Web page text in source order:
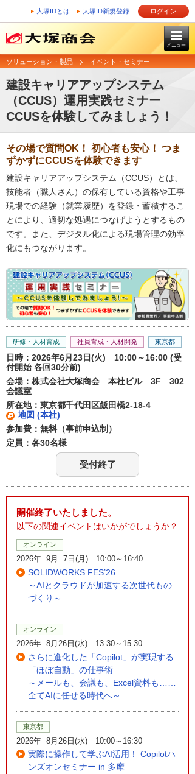
大塚IDとは 大塚ID新規登録 ログイン
メニュー
ソリューション・製品 イベント・セミナー
建設キャリアアップシステム
（CCUS）運用実践セミナー
CCUSを体験してみましょう！
その場で質問OK！ 初心者も安心！ つま
ずかずにCCUSを体験できます
建設キャリアアップシステム（CCUS）とは、
技能者（職人さん）の保有している資格や工事
現場での経験（就業履歴）を登録・蓄積するこ
とにより、適切な処遇につなげようとするもの
です。また、デジタル化による現場管理の効率
化にもつながります。
研修・人材育成 社員育成・人材開発 東京都
日時：2026年6月23日(火) 10:00～16:00 (受
付開始 各回30分前)
会場：株式会社大塚商会 本社ビル 3F 302
会議室
所在地：東京都千代田区飯田橋2-18-4
地図 (本社)
参加費：無料（事前申込制）
定員：各30名様
受付終了
開催終了いたしました。
以下の関連イベントはいかがでしょうか？
オンライン
2026年 9月 7日(月) 10:00～16:40
SOLIDWORKS FES’26
～AIとクラウドが加速する次世代もの
づくり～
オンライン
2026年 8月26日(水) 13:30～15:30
さらに進化した「Copilot」が実現する
「ほぼ自動」の仕事術
～メールも、会議も、Excel資料も……
全てAIに任せる時代へ～
東京都
2026年 8月26日(水) 10:00～16:30
実際に操作して学ぶAI活用！ Copilotハ
ンズオンセミナー in 多摩